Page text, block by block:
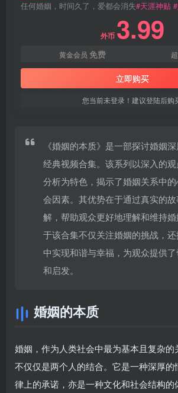
任何婚姻，时间久了，爱都会消失#天涯神贴
外币 3.99
黄金会员 免费
立即购买
您当前未登录！建议登陆后购
《婚姻的本质》是一部探讨婚姻
经典视频合集。该系列以深入的
分析为特色，揭示了婚姻关系中
会因素。其优势在于通过真实的
解，帮助观众更好地理解和维持
于该合集不仅关注婚姻的挑战，
中实现和谐与幸福，为观众提供
和启发。
婚姻的本质
婚姻，作为人类社会中最为基本且复杂
不仅仅是两个人的结合。它是一种深厚
律上的承诺，亦是一种文化和社会结构